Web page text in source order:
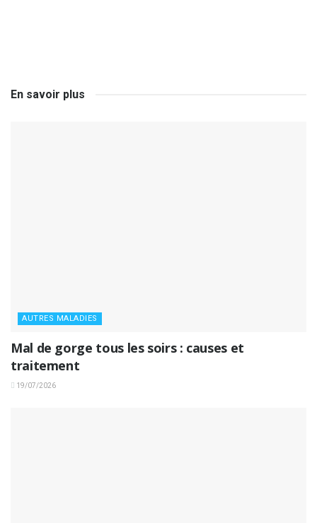
En savoir plus
AUTRES MALADIES
Mal de gorge tous les soirs : causes et
traitement
19/07/2026